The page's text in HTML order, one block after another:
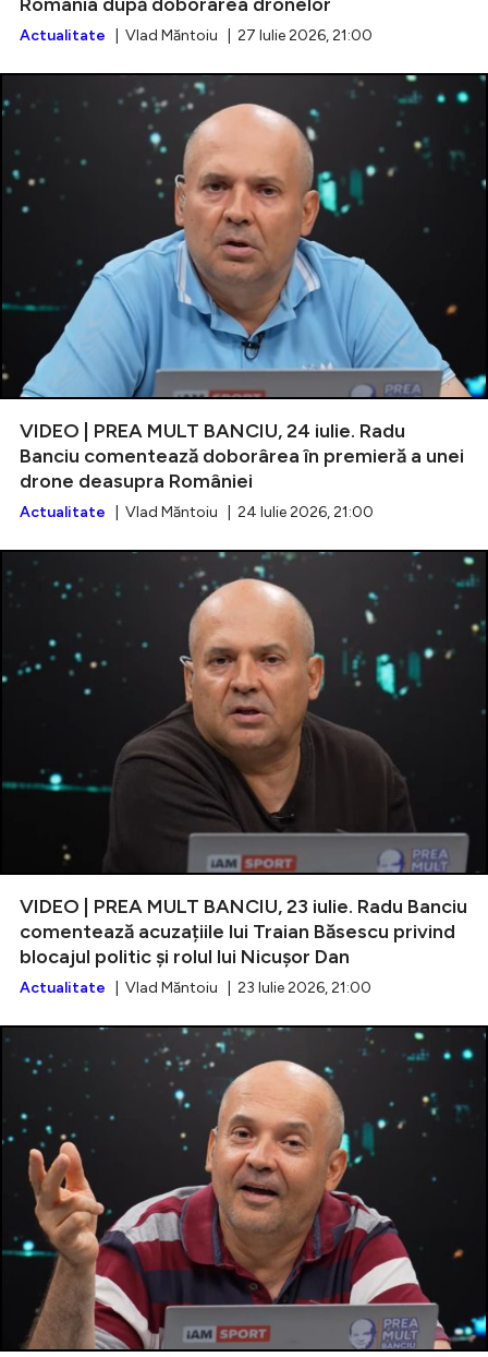
Actualitate | Vlad Măntoiu | 27 Iulie 2026, 21:00
VIDEO | PREA MULT BANCIU, 24 iulie. Radu
Banciu comentează doborârea în premieră a unei
drone deasupra României
Actualitate | Vlad Măntoiu | 24 Iulie 2026, 21:00
VIDEO | PREA MULT BANCIU, 23 iulie. Radu Banciu
comentează acuzațiile lui Traian Băsescu privind
blocajul politic și rolul lui Nicușor Dan
Actualitate | Vlad Măntoiu | 23 Iulie 2026, 21:00